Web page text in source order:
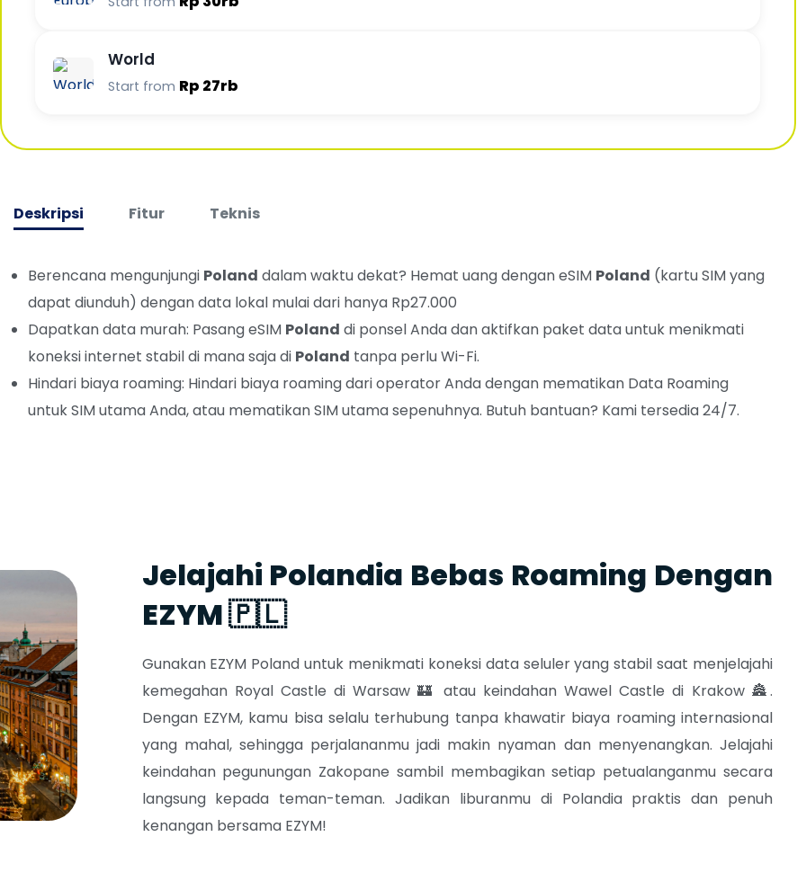
World
Start from Rp 27rb
Deskripsi Fitur Teknis
Berencana mengunjungi Poland dalam waktu dekat? Hemat uang dengan eSIM Poland (kartu SIM yang
dapat diunduh) dengan data lokal mulai dari hanya Rp27.000
Dapatkan data murah: Pasang eSIM Poland di ponsel Anda dan aktifkan paket data untuk menikmati
koneksi internet stabil di mana saja di Poland tanpa perlu Wi-Fi.
Hindari biaya roaming: Hindari biaya roaming dari operator Anda dengan mematikan Data Roaming
untuk SIM utama Anda, atau mematikan SIM utama sepenuhnya. Butuh bantuan? Kami tersedia 24/7.
Jelajahi Polandia Bebas Roaming Dengan
EZYM 🇵🇱
Gunakan EZYM Poland untuk menikmati koneksi data seluler yang stabil saat menjelajahi
kemegahan Royal Castle di Warsaw 🏰 atau keindahan Wawel Castle di Krakow 🏯.
Dengan EZYM, kamu bisa selalu terhubung tanpa khawatir biaya roaming internasional
yang mahal, sehingga perjalananmu jadi makin nyaman dan menyenangkan. Jelajahi
keindahan pegunungan Zakopane sambil membagikan setiap petualanganmu secara
langsung kepada teman-teman. Jadikan liburanmu di Polandia praktis dan penuh
kenangan bersama EZYM!